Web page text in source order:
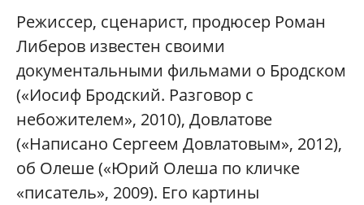
Режиссер, сценарист, продюсер Роман
Либеров известен своими
документальными фильмами о Бродском
(«Иосиф Бродский. Разговор с
небожителем», 2010), Довлатове
(«Написано Сергеем Довлатовым», 2012),
об Олеше («Юрий Олеша по кличке
«писатель», 2009). Его картины